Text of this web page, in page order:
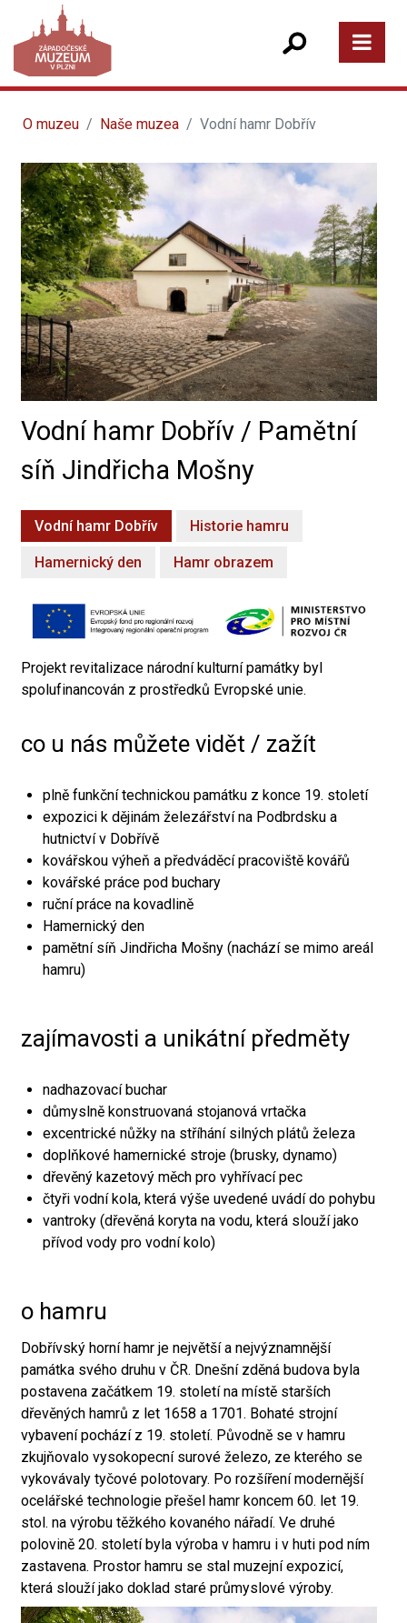
O muzeu Naše muzea Vodní hamr Dobřív
Vodní hamr Dobřív / Pamětní
síň Jindřicha Mošny
Vodní hamr Dobřív Historie hamru
Hamernický den Hamr obrazem
Projekt revitalizace národní kulturní památky byl
spolufinancován z prostředků Evropské unie.
co u nás můžete vidět / zažít
plně funkční technickou památku z konce 19. století
expozici k dějinám železářství na Podbrdsku a
hutnictví v Dobřívě
kovářskou výheň a předváděcí pracoviště kovářů
kovářské práce pod buchary
ruční práce na kovadlině
Hamernický den
pamětní síň Jindřicha Mošny (nachází se mimo areál
hamru)
zajímavosti a unikátní předměty
nadhazovací buchar
důmyslně konstruovaná stojanová vrtačka
excentrické nůžky na stříhání silných plátů železa
doplňkové hamernické stroje (brusky, dynamo)
dřevěný kazetový měch pro vyhřívací pec
čtyři vodní kola, která výše uvedené uvádí do pohybu
vantroky (dřevěná koryta na vodu, která slouží jako
přívod vody pro vodní kolo)
o hamru
Dobřívský horní hamr je největší a nejvýznamnější
památka svého druhu v ČR. Dnešní zděná budova byla
postavena začátkem 19. století na místě starších
dřevěných hamrů z let 1658 a 1701. Bohaté strojní
vybavení pochází z 19. století. Původně se v hamru
zkujňovalo vysokopecní surové železo, ze kterého se
vykovávaly tyčové polotovary. Po rozšíření modernější
ocelářské technologie přešel hamr koncem 60. let 19.
stol. na výrobu těžkého kovaného nářadí. Ve druhé
polovině 20. století byla výroba v hamru i v huti pod ním
zastavena. Prostor hamru se stal muzejní expozicí,
která slouží jako doklad staré průmyslové výroby.